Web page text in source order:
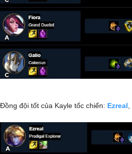
Đồng đội tốt của Kayle tốc chiến: Ezreal,